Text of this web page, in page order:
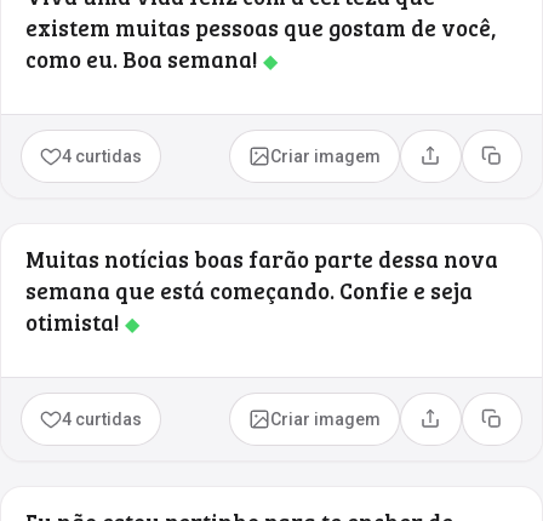
existem muitas pessoas que gostam de você,
como eu. Boa semana! ◆
4 curtidas Criar imagem Compartilhar
Copiar
Muitas notícias boas farão parte dessa nova
semana que está começando. Confie e seja
otimista! ◆
4 curtidas Criar imagem Compartilhar
Copiar